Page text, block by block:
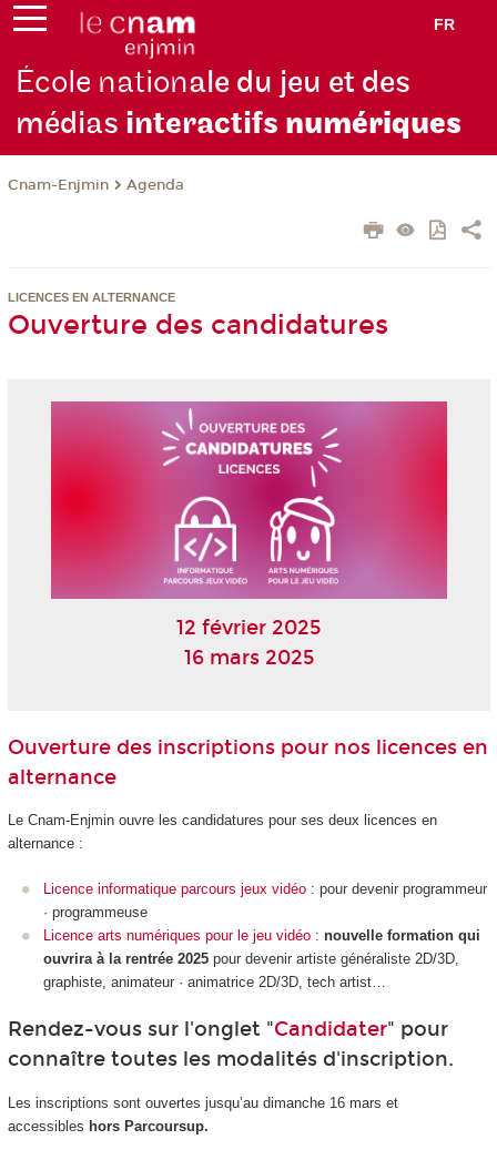
FR
École nationale du jeu et des
médias interactifs numériques
Cnam-Enjmin Agenda
LICENCES EN ALTERNANCE
Ouverture des candidatures
12 février 2025
16 mars 2025
Ouverture des inscriptions pour nos licences en
alternance
Le Cnam-Enjmin ouvre les candidatures pour ses deux licences en
alternance :
Licence informatique parcours jeux vidéo : pour devenir programmeur
· programmeuse
Licence arts numériques pour le jeu vidéo : nouvelle formation qui
ouvrira à la rentrée 2025 pour devenir artiste généraliste 2D/3D,
graphiste, animateur · animatrice 2D/3D, tech artist…
Rendez-vous sur l'onglet "Candidater" pour
connaître toutes les modalités d'inscription.
Les inscriptions sont ouvertes jusqu’au dimanche 16 mars et
accessibles hors Parcoursup.